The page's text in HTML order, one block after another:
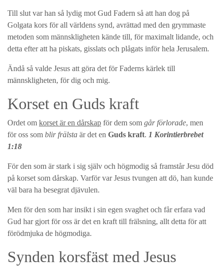
Till slut var han så lydig mot Gud Fadern så att han dog på
Golgata kors för all världens synd, avrättad med den grymmaste
metoden som männskligheten kände till, för maximalt lidande, och
detta efter att ha piskats, gisslats och plågats inför hela Jerusalem.
Ändå så valde Jesus att göra det för Faderns kärlek till
männskligheten, för dig och mig.
Korset en Guds kraft
Ordet om korset är en dårskap för dem som går förlorade, men
för oss som blir frälsta är det en Guds kraft. 1 Korintierbrebet
1:18
För den som är stark i sig själv och högmodig så framstår Jesu död
på korset som dårskap. Varför var Jesus tvungen att dö, han kunde
väl bara ha besegrat djävulen.
Men för den som har insikt i sin egen svaghet och får erfara vad
Gud har gjort för oss är det en kraft till frälsning, allt detta för att
förödmjuka de högmodiga.
Synden korsfäst med Jesus